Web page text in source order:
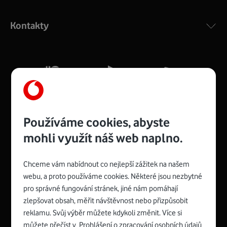
silný signál pro celou domácnost. Kompaktní rozměry 21
Více o COMPAL CH7465VF
Zyxel VMG8623-T50B:
Rozměry modemu jsou 16 x 22 x 7,5 cm (včetně stojánku)
a nabízí 4 gigabitové LAN porty a bezdrátové připojení Wi-
Spojte se s Vodafonem
Kontakty
Používáme cookies, abyste
mohli využít náš web naplno.
Chceme vám nabídnout co nejlepší zážitek na našem
webu, a proto používáme cookies. Některé jsou nezbytné
pro správné fungování stránek, jiné nám pomáhají
zlepšovat obsah, měřit návštěvnost nebo přizpůsobit
reklamu. Svůj výběr můžete kdykoli změnit. Více si
můžete přečíst v Prohlášení o zpracování osobních údajů